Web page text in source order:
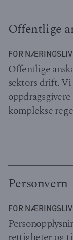
Offentlige
FOR
Offentlige
sektors drift.
komplekse
Personvern
FOR